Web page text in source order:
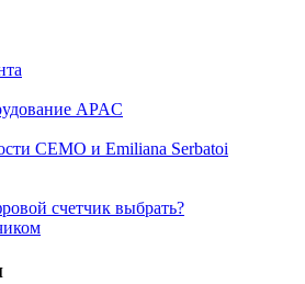
APAC
CEMO и Emiliana Serbatoi
счетчик выбрать?